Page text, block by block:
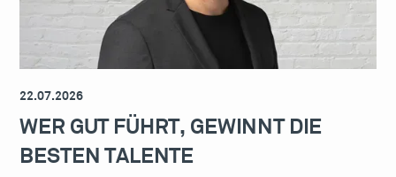
22.07.2026
WER GUT FÜHRT, GEWINNT DIE
BESTEN TALENTE